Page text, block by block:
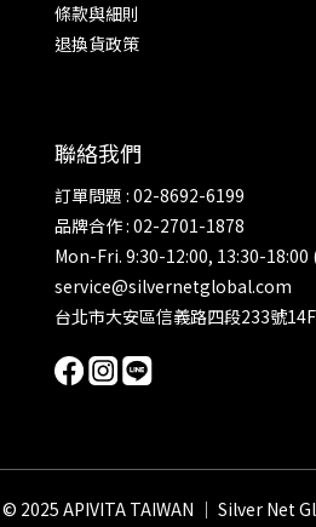
條款與細則
退換貨政策
聯絡我們
訂單問題 : 02-8692-6199
品牌合作 : 02-2701-1878
Mon-Fri. 9:30-12:00, 13:30-18:00
service@silvernetglobal.com
台北市大安區信義路四段233號14F
© 2025 APIVITA TAIWAN ｜ Silver Net